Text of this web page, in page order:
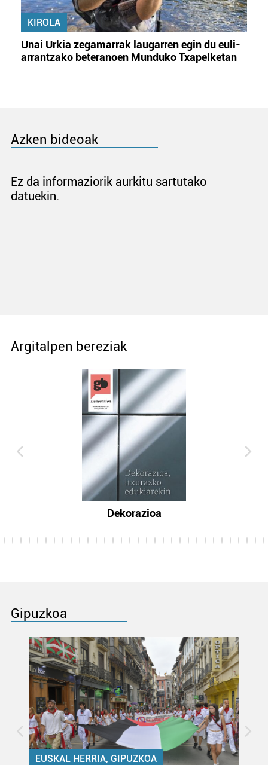
KIROLA
Unai Urkia zegamarrak laugarren egin du euli-
arrantzako beteranoen Munduko Txapelketan
Azken bideoak
Ez da informaziorik aurkitu sartutako
datuekin.
Argitalpen bereziak
Dekorazioa
Gipuzkoa
EUSKAL HERRIA, GIPUZKOA